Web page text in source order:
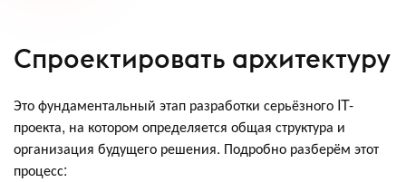
Спроектировать архитектуру
Это фундаментальный этап разработки серьёзного IT-
проекта, на котором определяется общая структура и
организация будущего решения. Подробно разберём этот
процесс: